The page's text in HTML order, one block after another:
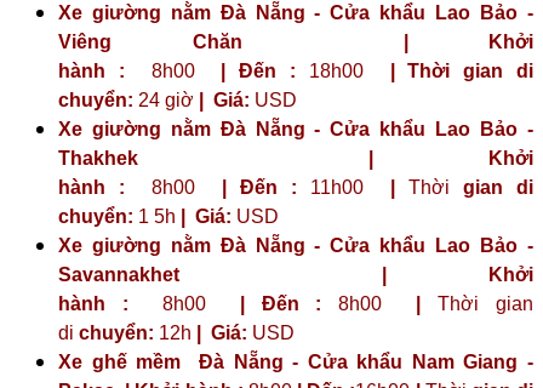
Xe giường nằm Đà Nẵng - Cửa khẩu Lao Bảo -
Viêng Chăn | Khởi
hành : 8h00| Đến : 18h00| Thời gian di
chuyển: 24 giờ | Giá: USD
Xe giường nằm Đà Nẵng - Cửa khẩu Lao Bảo -
Thakhek | Khởi
hành : 8h00 | Đến : 11h00 Thời gian di
chuyển: 1 5h Giá: USD
Xe giường nằm Đà Nẵng - Cửa khẩu Lao Bảo -
Savannakhet | Khởi
hành : 8h00| Đến : 8h00 |Thời gian
di chuyển: 12h Giá: USD
Xe ghế mềm Đà Nẵng - Cửa khẩu Nam Giang -